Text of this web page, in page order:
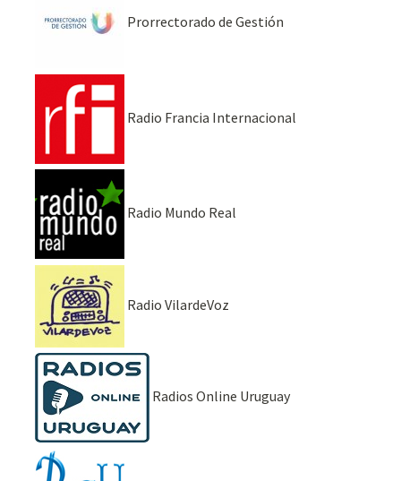
Prorrectorado de Gestión
Radio Francia Internacional
Radio Mundo Real
Radio VilardeVoz
Radios Online Uruguay